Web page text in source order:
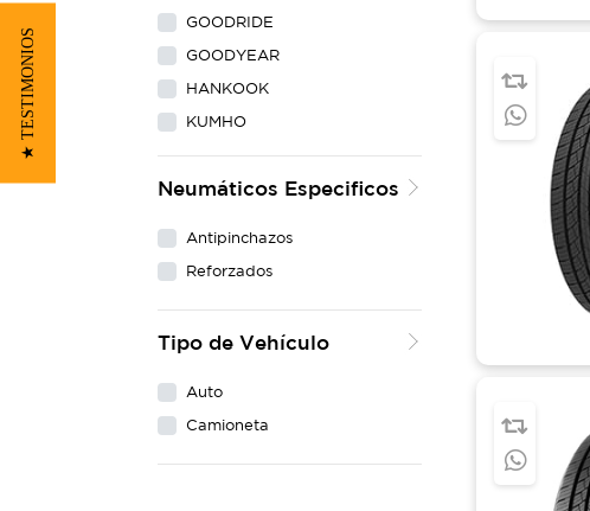
GOODRIDE
GOODYEAR
HANKOOK
KUMHO
LING LONG
MAXXIS
YOKOHAMA
Neumáticos Especificos
Antipinchazos
Reforzados
Tipo de Vehículo
Auto
Camioneta
★ TESTIMONIOS